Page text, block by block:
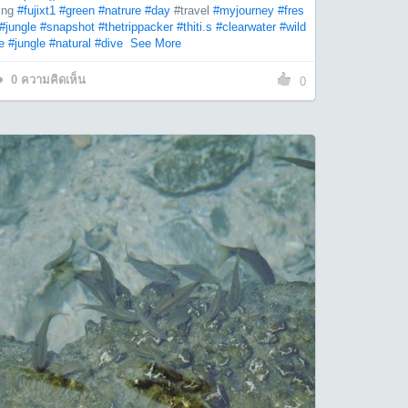
#fujixt1 #green #natrure #day #travel #myjourney #fres
#jungle #snapshot #thetrippacker #thiti.s #clearwater #wild
#jungle #natural #dive See More
0 ความคิดเห็น 0